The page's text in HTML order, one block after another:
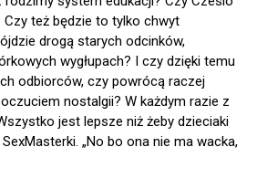
Czy też będzie to tylko chwyt
drogą starych odcinków,
wygłupach? I czy dzięki temu
odbiorców, czy powrócą raczej
nostalgii? W każdym razie z
jest lepsze niż żeby dzieciaki
„No bo ona nie ma wacka,